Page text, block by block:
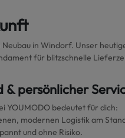
in Windorf. Unser
für blitzschnelle
& persönlicher
YOUMODO bedeutet für dich:
modernen Logistik am
und ohne Risiko.